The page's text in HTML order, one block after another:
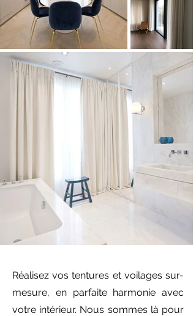
Réalisez vos tentures et voilages sur-
mesure, en parfaite harmonie avec
votre intérieur. Nous sommes là pour